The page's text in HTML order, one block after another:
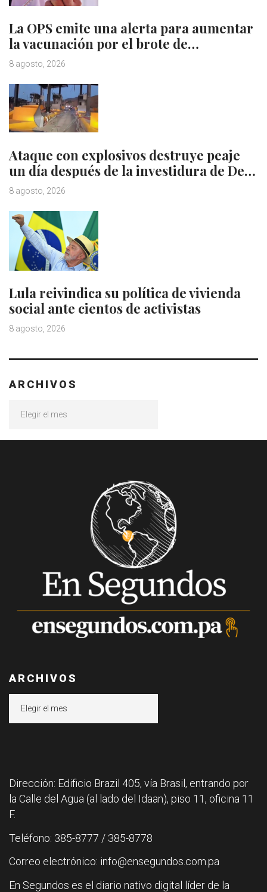
La OPS emite una alerta para aumentar
la vacunación por el brote de…
8 agosto, 2026
Ataque con explosivos destruye peaje
un día después de la investidura de De…
8 agosto, 2026
Lula reivindica su política de vivienda
social ante cientos de activistas
8 agosto, 2026
ARCHIVOS
ARCHIVOS
Dirección: Edificio Brazil 405, vía Brasil, entrando por
la Calle del Agua (al lado del Idaan), piso 11, oficina 11
F.
Teléfono: 385-8777 / 385-8778
Correo electrónico: info@ensegundos.com.pa
En Segundos es el diario nativo digital líder de la